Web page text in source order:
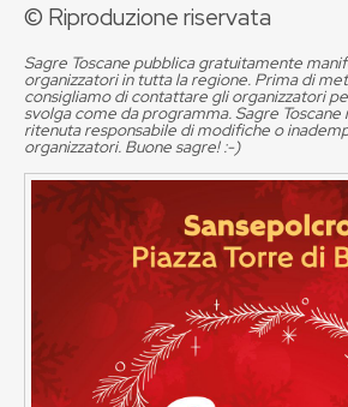
© Riproduzione riservata
Sagre Toscane pubblica gratuitamente
organizzatori in tutta la regione. Prima di
consigliamo di contattare gli organizzatori
svolga come da programma. Sagre Toscane
ritenuta responsabile di modifiche o
organizzatori. Buone sagre! :-)